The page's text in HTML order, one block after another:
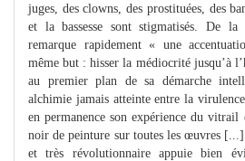
juges, des clowns, des prostituées, des
et la bassesse sont stigmatisés. De
remarque rapidement « une
même but : hisser la médiocrité jusqu’à
au premier plan de sa démarche
alchimie jamais atteinte entre la
en permanence son expérience du
noir de peinture sur toutes les œuvres
et très révolutionnaire appuie bien